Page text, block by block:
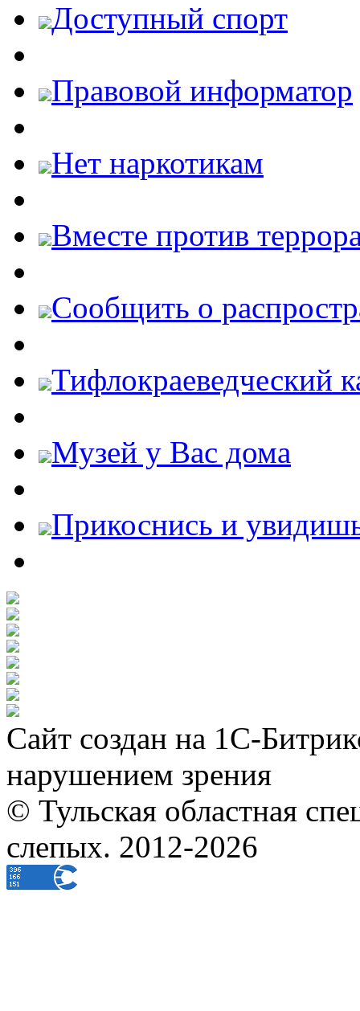
Доступный спорт
Правовой информатор
Нет наркотикам
Вместе против
Cообщить о
Тифлокраеведческий
Музей у Вас дома
Прикоснись и
Сайт создан на 1С-
нарушением зрения
© Тульская областная
слепых. 2012-2026